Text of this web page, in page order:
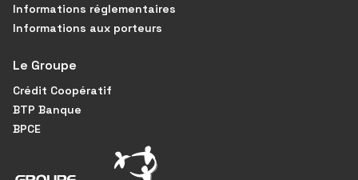
Informations réglementaires
Informations aux porteurs
Le Groupe
Crédit Coopératif
BTP Banque
BPCE